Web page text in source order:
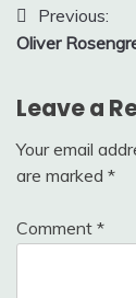
Post
Previous:
Oliver
Leave a
Your email
are marked *
Comment *